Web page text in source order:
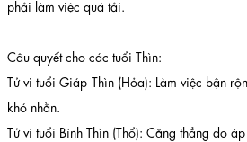
phải làm việc quá tải.
Câu quyết cho các tuổi Thìn:
Tử vi tuổi Giáp Thìn (Hỏa): Làm việc bận
khó nhằn.
Tử vi tuổi Bính Thìn (Thổ): Căng thẳng do